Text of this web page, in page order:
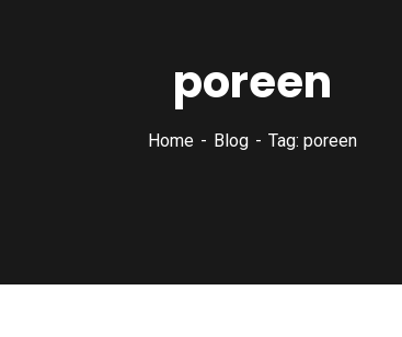
poreen
Home Blog Tag: poreen